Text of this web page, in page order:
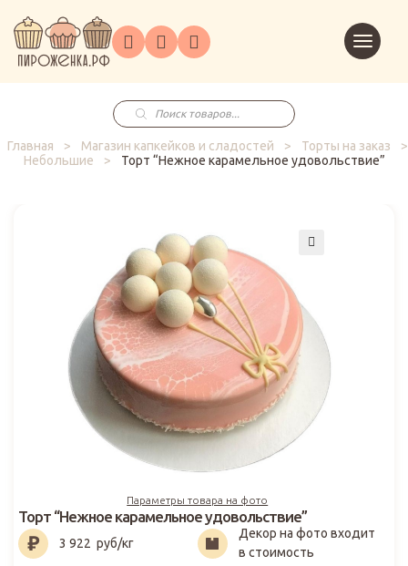
ГлавнаяКаталог
на
заказ
Праздники
Корпоративным
клиентам
в
корзину
Поиск
товаров
Главная
> Магазин капкейков и сладостей > Торты на заказ
>
Небольшие
> Торт “Нежное карамельное удовольствие”
Параметры товара на фото
3 922₽
Торт “Нежное карамельное удовольствие”
3 922 руб/кг
Декор на фото входит
в стоимость